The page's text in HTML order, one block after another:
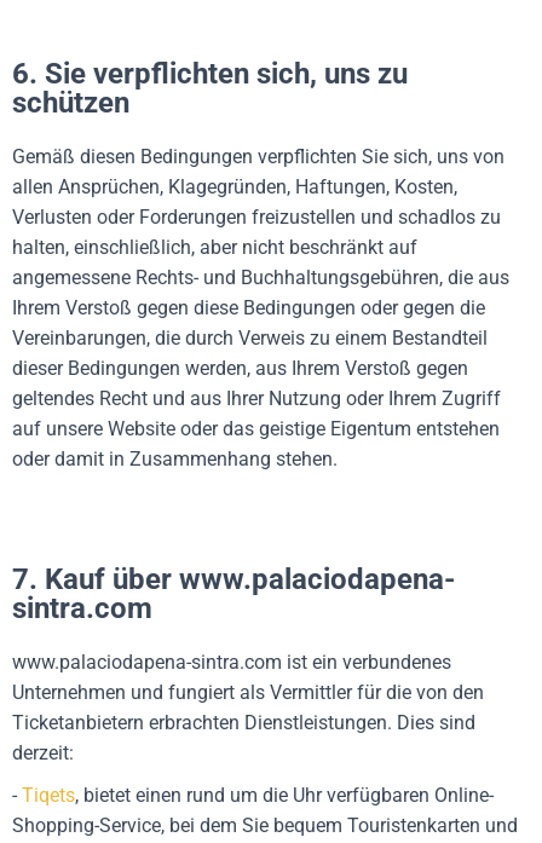
6. Sie verpflichten sich, uns zu
schützen
Gemäß diesen Bedingungen verpflichten Sie sich, uns von
allen Ansprüchen, Klagegründen, Haftungen, Kosten,
Verlusten oder Forderungen freizustellen und schadlos zu
halten, einschließlich, aber nicht beschränkt auf
angemessene Rechts- und Buchhaltungsgebühren, die aus
Ihrem Verstoß gegen diese Bedingungen oder gegen die
Vereinbarungen, die durch Verweis zu einem Bestandteil
dieser Bedingungen werden, aus Ihrem Verstoß gegen
geltendes Recht und aus Ihrer Nutzung oder Ihrem Zugriff
auf unsere Website oder das geistige Eigentum entstehen
oder damit in Zusammenhang stehen.
7. Kauf über www.palaciodapena-
sintra.com
www.palaciodapena-sintra.com ist ein verbundenes
Unternehmen und fungiert als Vermittler für die von den
Ticketanbietern erbrachten Dienstleistungen. Dies sind
derzeit:
- Tiqets, bietet einen rund um die Uhr verfügbaren Online-
Shopping-Service, bei dem Sie bequem Touristenkarten und